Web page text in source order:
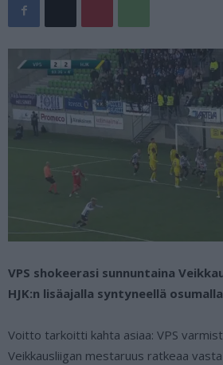
VPS shokeerasi sunnuntaina
HJK:n lisäajalla syntyneellä
Voitto tarkoitti kahta asiaa: VPS
Veikkausliigan mestaruus ratkeaa vasta